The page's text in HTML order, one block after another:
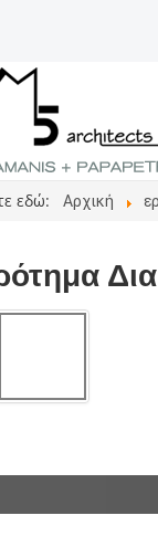
εδώ: Αρχική